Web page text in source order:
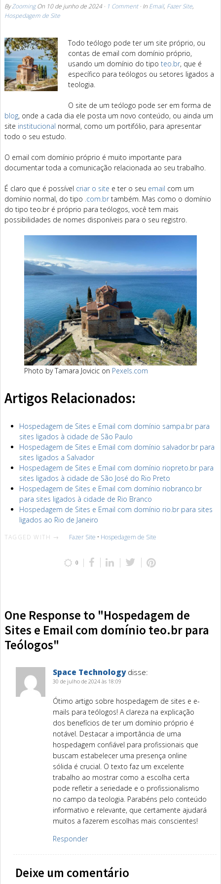
ByZoomingOn 10 de junho de 2024 · 1 Comment· In Email, Fazer Site,
Hospedagem de Site
Todo teólogo pode ter um site próprio, ou
contas de email com domínio próprio,
usando um domínio do tipo teo.br, que é
específico para teólogos ou setores ligados a
teologia.
O site de um teólogo pode ser em forma de
blog, onde a cada dia ele posta um novo conteúdo, ou ainda um
site institucional normal, como um portifólio, para apresentar
todo o seu estudo.
O email com domínio próprio é muito importante para
documentar toda a comunicação relacionada ao seu trabalho.
É claro que é possível criar o site e ter o seu email com um
domínio normal, do tipo .com.br também. Mas como o domínio
do tipo teo.br é próprio para teólogos, você tem mais
possibilidades de nomes disponíveis para o seu registro.
Photo by Tamara Jovicic on Pexels.com
Artigos Relacionados:
Hospedagem de Sites e Email com domínio sampa.br para
sites ligados à cidade de São Paulo
Hospedagem de Sites e Email com domínio salvador.br para
sites ligados a Salvador
Hospedagem de Sites e Email com domínio riopreto.br para
sites ligados à cidade de São José do Rio Preto
Hospedagem de Sites e Email com domínio riobranco.br
para sites ligados à cidade de Rio Branco
Hospedagem de Sites e Email com domínio rio.br para sites
ligados ao Rio de Janeiro
TAGGED WITH → Fazer Site • Hospedagem de Site
0
One Response to "Hospedagem de
Sites e Email com domínio teo.br para
Teólogos"
Space Technology disse:
30 de julho de 2024 às 18:09
Ótimo artigo sobre hospedagem de sites e e-
mails para teólogos! A clareza na explicação
dos benefícios de ter um domínio próprio é
notável. Destacar a importância de uma
hospedagem confiável para profissionais que
buscam estabelecer uma presença online
sólida é crucial. O texto faz um excelente
trabalho ao mostrar como a escolha certa
pode refletir a seriedade e o profissionalismo
no campo da teologia. Parabéns pelo conteúdo
informativo e relevante, que certamente ajudará
muitos a fazerem escolhas mais conscientes!
Responder
Deixe um comentário